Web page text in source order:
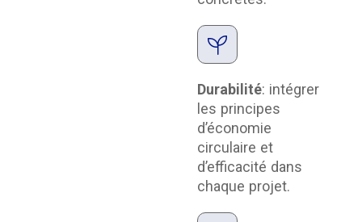
Durabilité: intégrer
les principes
d’économie
circulaire et
d’efficacité dans
chaque projet.